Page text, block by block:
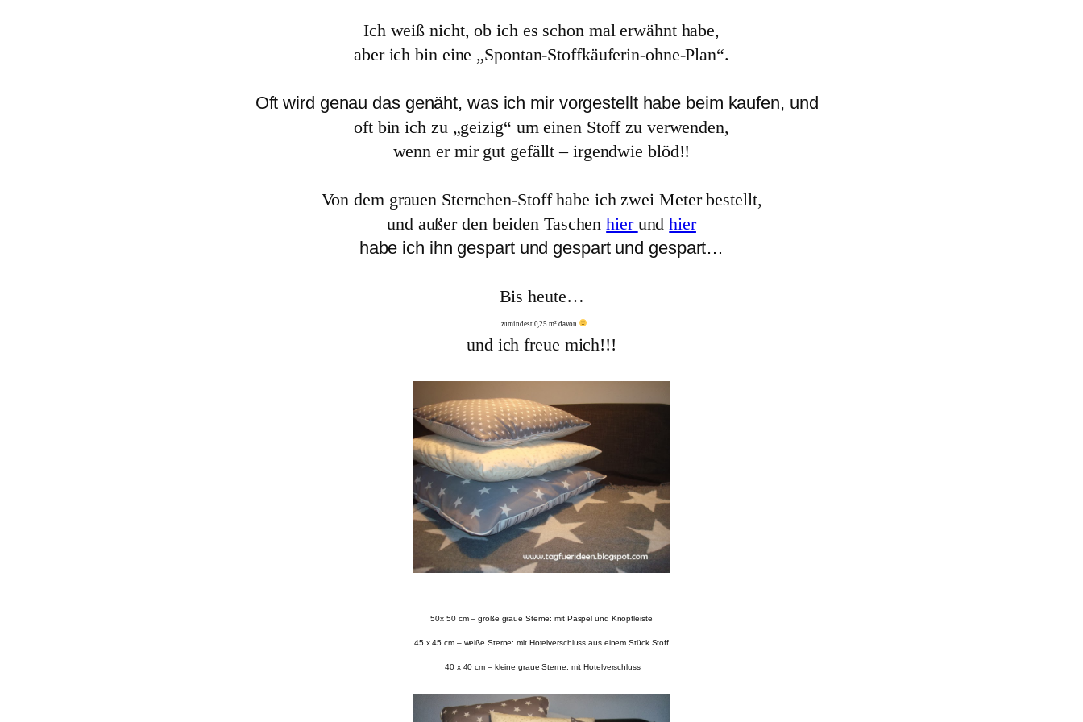
Ich weiß nicht, ob ich es schon mal erwähnt habe,
aber ich bin eine „Spontan-Stoffkäuferin-ohne-Plan“.
Oft wird genau das genäht, was ich mir vorgestellt habe beim kaufen, und
oft bin ich zu „geizig“ um einen Stoff zu verwenden,
wenn er mir gut gefällt – irgendwie blöd!!
Von dem grauen Sternchen-Stoff habe ich zwei Meter bestellt,
und außer den beiden Taschenhier undhier
habe ich ihn gespart und gespart und gespart…
Bis heute…
zumindest 0,25 m² davon
und ich freue mich!!!
50x 50 cm – große graue Sterne: mit Paspel und Knopfleiste
45 x 45 cm – weiße Sterne: mit Hotelverschluss aus einem Stück Stoff
40 x 40 cm – kleine graue Sterne: mit Hotelverschluss